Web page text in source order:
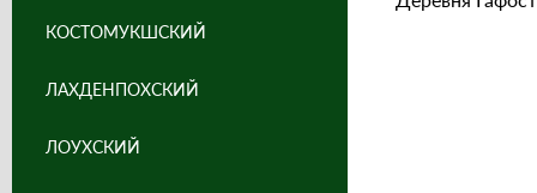
КОСТОМУКШСКИЙ
ЛАХДЕНПОХСКИЙ
ЛОУХСКИЙ